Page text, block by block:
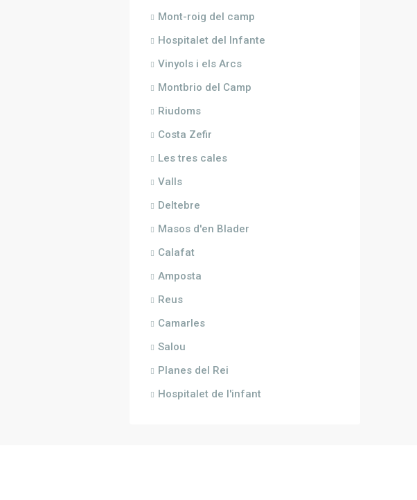
Mont-roig del camp
Hospitalet del Infante
Vinyols i els Arcs
Montbrio del Camp
Riudoms
Costa Zefir
Les tres cales
Valls
Deltebre
Masos d'en Blader
Calafat
Amposta
Reus
Camarles
Salou
Planes del Rei
Hospitalet de l'infant